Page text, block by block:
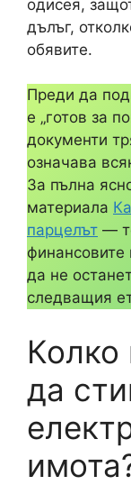
одисея,
дълъг,
обявите.
Преди да
е „готов за
документи
означава
За пълна
материала
парцелът —
да не
следващия
Колко
да